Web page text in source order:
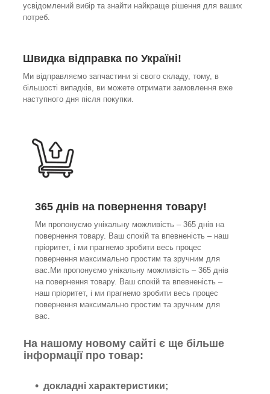
усвідомлений вибір та знайти найкраще рішення для ваших
потреб.
Швидка відправка по Україні!
Ми відправляємо запчастини зі свого складу, тому, в
більшості випадків, ви можете отримати замовлення вже
наступного дня після покупки.
365 днів на повернення товару!
Ми пропонуємо унікальну можливість – 365 днів на
повернення товару. Ваш спокій та впевненість – наш
пріоритет, і ми прагнемо зробити весь процес
повернення максимально простим та зручним для
вас.Ми пропонуємо унікальну можливість – 365 днів
на повернення товару. Ваш спокій та впевненість –
наш пріоритет, і ми прагнемо зробити весь процес
повернення максимально простим та зручним для
вас.
На нашому новому сайті є ще більше
інформації про товар:
докладні характеристики;